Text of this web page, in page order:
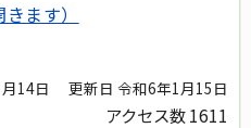
ます）
14日 更新日 令和6年1月15日
アクセス数1611